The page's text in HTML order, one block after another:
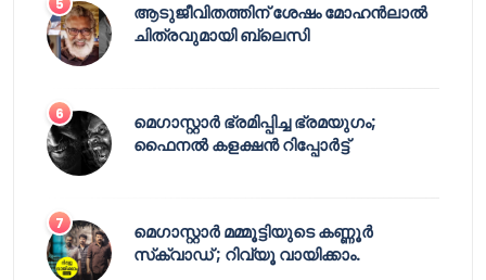
ആടുജീവിതത്തിന് ശേഷം മോഹൻലാൽ
ചിത്രവുമായി ബ്ലെസി
മെഗാസ്റ്റാർ ഭ്രമിപ്പിച്ച ഭ്രമയുഗം;
ഫൈനൽ കളക്ഷൻ റിപ്പോർട്ട്
മെഗാസ്റ്റാർ മമ്മൂട്ടിയുടെ കണ്ണൂർ
സ്‌ക്വാഡ് ; റിവ്യൂ വായിക്കാം.